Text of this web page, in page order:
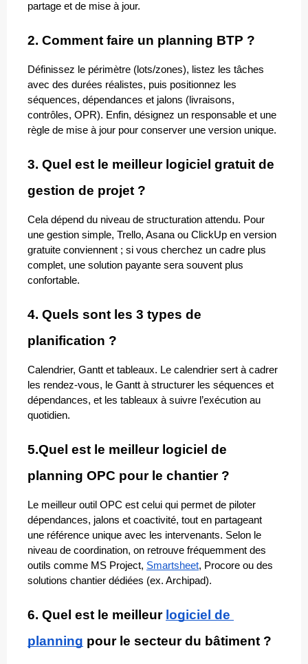
partage et de mise à jour.
2. Comment faire un planning BTP ?
Définissez le périmètre (lots/zones), listez les tâches
avec des durées réalistes, puis positionnez les
séquences, dépendances et jalons (livraisons,
contrôles, OPR). Enfin, désignez un responsable et une
règle de mise à jour pour conserver une version unique.
3. Quel est le meilleur logiciel gratuit de
gestion de projet ?
Cela dépend du niveau de structuration attendu. Pour
une gestion simple, Trello, Asana ou ClickUp en version
gratuite conviennent ; si vous cherchez un cadre plus
complet, une solution payante sera souvent plus
confortable.
4. Quels sont les 3 types de
planification ?
Calendrier, Gantt et tableaux. Le calendrier sert à cadrer
les rendez-vous, le Gantt à structurer les séquences et
dépendances, et les tableaux à suivre l’exécution au
quotidien.
5.Quel est le meilleur logiciel de
planning OPC pour le chantier ?
Le meilleur outil OPC est celui qui permet de piloter
dépendances, jalons et coactivité, tout en partageant
une référence unique avec les intervenants. Selon le
niveau de coordination, on retrouve fréquemment des
outils comme MS Project, Smartsheet, Procore ou des
solutions chantier dédiées (ex. Archipad).
6. Quel est le meilleur logiciel de
planning pour le secteur du bâtiment ?